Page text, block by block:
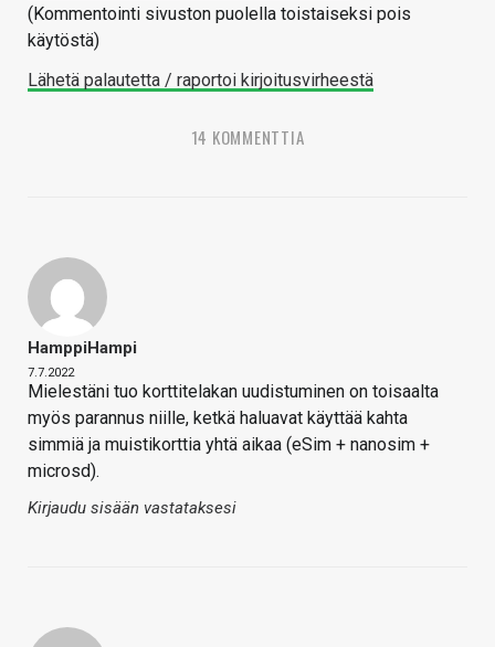
(Kommentointi sivuston puolella toistaiseksi pois
käytöstä)
Lähetä palautetta / raportoi kirjoitusvirheestä
14 KOMMENTTIA
HamppiHampi
7.7.2022
Mielestäni tuo korttitelakan uudistuminen on toisaalta
myös parannus niille, ketkä haluavat käyttää kahta
simmiä ja muistikorttia yhtä aikaa (eSim + nanosim +
microsd).
Kirjaudu sisään vastataksesi